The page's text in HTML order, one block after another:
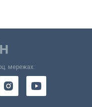
мережах: